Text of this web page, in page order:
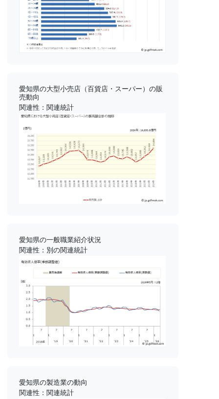
愛知県の大型小売店（百貨店・スーパー）の販
売動向
関連性：関連統計
愛知県の一般職業紹介状況
関連性：別の関連統計
愛知県の製造業の動向
関連性：関連統計